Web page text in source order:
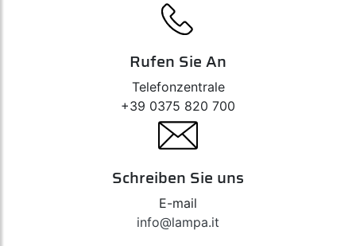
Rufen Sie An
Telefonzentrale
+39 0375 820 700
Schreiben Sie uns
E-mail
info@lampa.it